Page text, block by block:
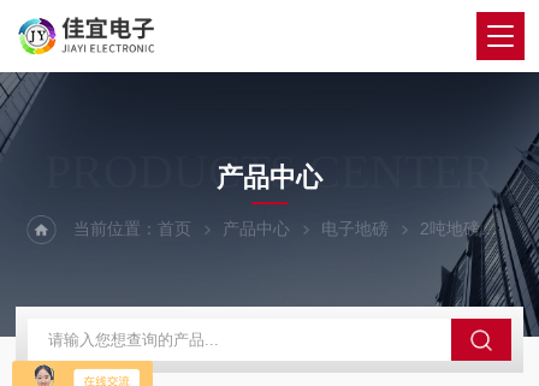
PRODUCTS CENTER
产品中心
当前位置：首页 产品中心 电子地磅 2吨地磅 昌